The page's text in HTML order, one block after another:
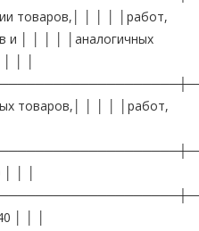
товаров,│ │ │ │ │работ,
и │ │ │ │ │аналогичных
│ │
товаров,│ │ │ │ │работ,
│ │
│ │ │